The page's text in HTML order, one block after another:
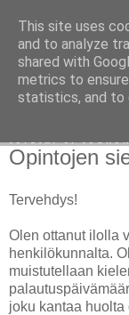
Avoin
Opintojen
Tervehdys!
Olen ottanut ilolla
henkilökunnalta.
muistutellaan
joku kantaa
This site uses
and to analyze
shared with
metrics to
statistics, and to